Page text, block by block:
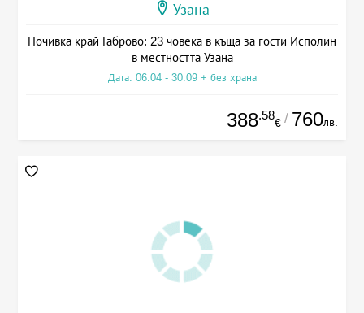
Узана
Почивка край Габрово: 23 човека в къща за гости Исполин
в местността Узана
Дата: 06.04 - 30.09 + без храна
388.58
€ / 760лв.